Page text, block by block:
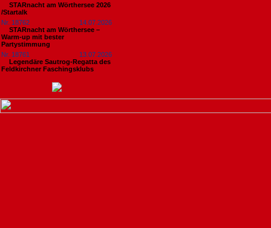
STARnacht am Wörthersee 2026
/Startalk
Nr. 18762
14.07.2026
STARnacht am Wörthersee –
Warm-up mit bester
Partystimmung
Nr. 18761
13.07.2026
Legendäre Sautrog-Regatta des
Feldkirchner Faschingsklubs